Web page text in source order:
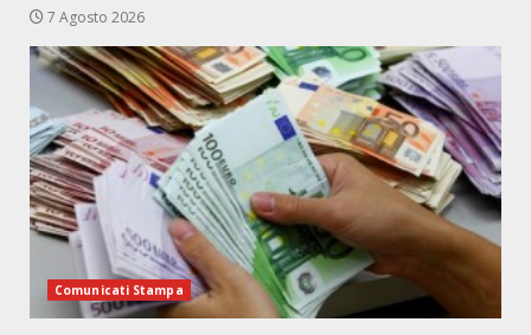
7 Agosto 2026
Comunicati Stampa